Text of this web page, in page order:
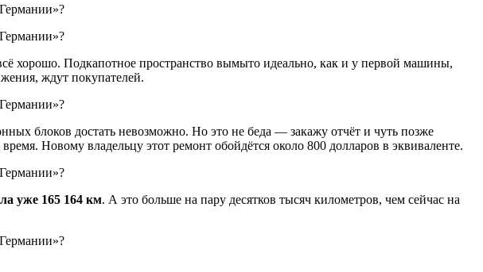
хорошо. Подкапотное пространство вымыто идеально, как и у первой машины,
ждут покупателей.
блоков достать невозможно. Но это не беда — закажу отчёт и чуть позже
Новому владельцу этот ремонт обойдётся около 800 долларов в эквиваленте.
уже 165 164 км. А это больше на пару десятков тысяч километров, чем сейчас на